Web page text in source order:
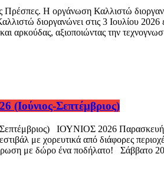
Η οργάνωση Καλλιστώ
διοργανώνει στις 3 Ιουλίου
αρκούδας, αξιοποιώντας την
Σεπτέμβριος)
ΙΟΥΝΙΟΣ 2026 Παρασκευή
με χορευτικά από διάφορες
με δώρο ένα ποδήλατο! Σάββατο